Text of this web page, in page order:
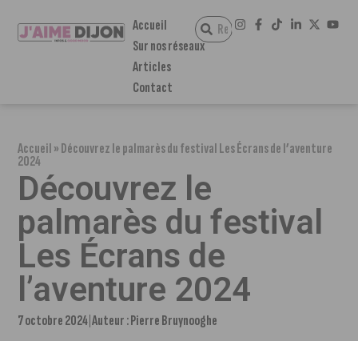
Accueil
Sur nos réseaux
Articles
Contact
Accueil»Découvrez le palmarès du festival Les Écrans de l’aventure
2024
Découvrez le
palmarès du festival
Les Écrans de
l’aventure 2024
7 octobre 2024 Auteur :Pierre Bruynooghe